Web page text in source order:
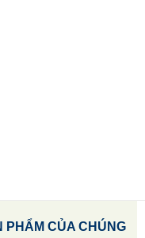
PHẨM CỦA CHÚNG